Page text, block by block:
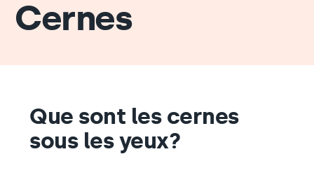
Cernes
Que sont les cernes
sous les yeux?